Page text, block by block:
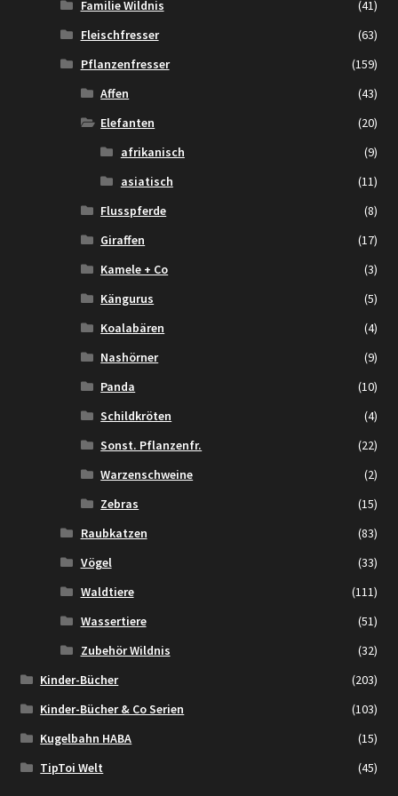
Familie Wildnis
(41)
Fleischfresser
(63)
Pflanzenfresser
(159)
Affen
(43)
Elefanten
(20)
afrikanisch
(9)
asiatisch
(11)
Flusspferde
(8)
Giraffen
(17)
Kamele + Co
(3)
Kängurus
(5)
Koalabären
(4)
Nashörner
(9)
Panda
(10)
Schildkröten
(4)
Sonst. Pflanzenfr.
(22)
Warzenschweine
(2)
Zebras
(15)
Raubkatzen
(83)
Vögel
(33)
Waldtiere
(111)
Wassertiere
(51)
Zubehör Wildnis
(32)
Kinder-Bücher
(203)
Kinder-Bücher & Co Serien
(103)
Kugelbahn HABA
(15)
TipToi Welt
(45)